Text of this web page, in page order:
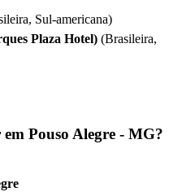
Sul-americana)
Plaza Hotel) (Brasileira,
Pouso Alegre - MG?